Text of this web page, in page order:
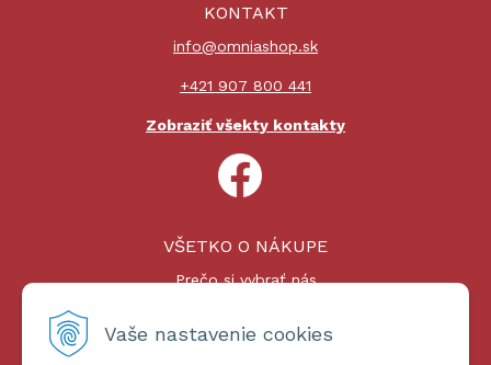
Vaše nastavenie cookies
KONTAKT
info@omniashop.sk
+421 907 800 441
Zobraziť všekty kontakty
VŠETKO O NÁKUPE
Prečo si vybrať nás
Platby a doprava